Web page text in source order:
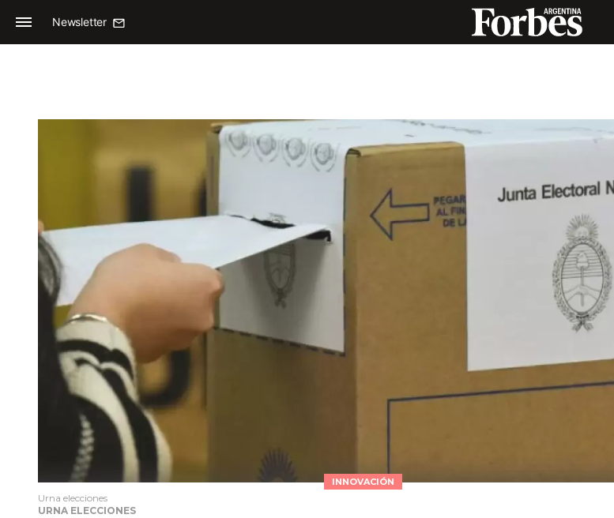
Newsletter
INNOVACIÓN
Urna elecciones
URNA ELECCIONES